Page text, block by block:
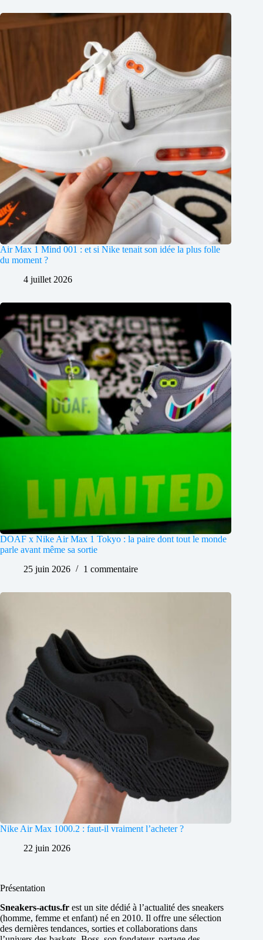
Air Max 1 Mind 001 : et si Nike tenait son idée la plus folle
du moment ?
4 juillet 2026
DOAF x Nike Air Max 1 Tokyo : la paire dont tout le monde
parle avant même sa sortie
25 juin 2026
1 commentaire
Nike Air Max 1000.2 : faut-il vraiment l’acheter ?
22 juin 2026
Présentation
Sneakers-actus.fr est un site dédié à l’actualité des sneakers
(homme, femme et enfant) né en 2010. Il offre une sélection
des dernières tendances, sorties et collaborations dans